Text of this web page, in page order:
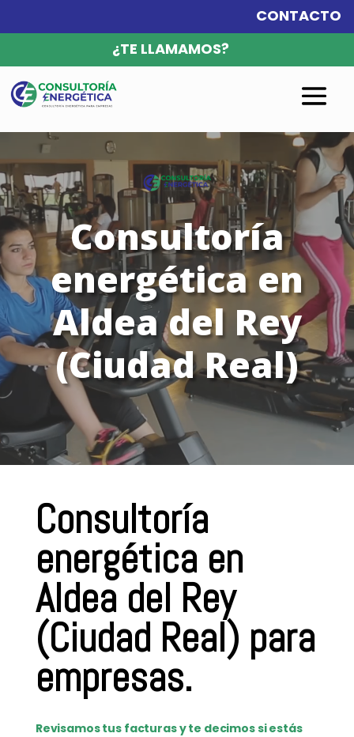
CONTACTO
¿TE LLAMAMOS?
Consultoría
energética en
Aldea del Rey
(Ciudad Real)
Reproductor
de
Consultoría
energética en
Aldea del Rey
(Ciudad Real) para
empresas.
Revisamos tus facturas y te decimos si estás